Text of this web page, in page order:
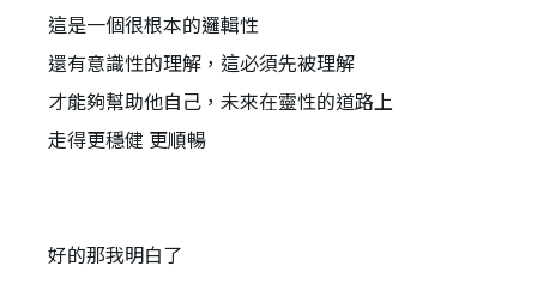
這是一個很根本的邏輯性
還有意識性的理解，這必須先被理解
才能夠幫助他自己，未來在靈性的道路上
走得更穩健 更順暢
好的那我明白了